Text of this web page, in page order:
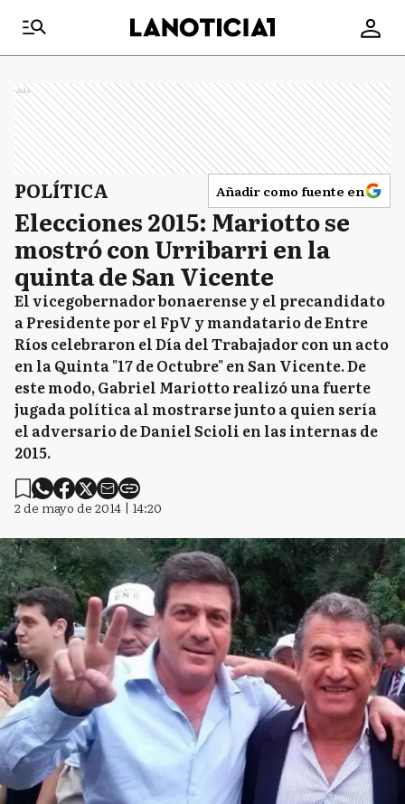
Ads
POLÍTICA Añadir como fuente en
Elecciones 2015: Mariotto se
mostró con Urribarri en la
quinta de San Vicente
El vicegobernador bonaerense y el precandidato
a Presidente por el FpV y mandatario de Entre
Ríos celebraron el Día del Trabajador con un acto
en la Quinta "17 de Octubre" en San Vicente. De
este modo, Gabriel Mariotto realizó una fuerte
jugada política al mostrarse junto a quien sería
el adversario de Daniel Scioli en las internas de
2015.
2 de mayo de 2014 | 14:20